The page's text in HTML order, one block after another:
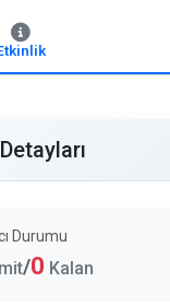
Durumu
/0 Kalan